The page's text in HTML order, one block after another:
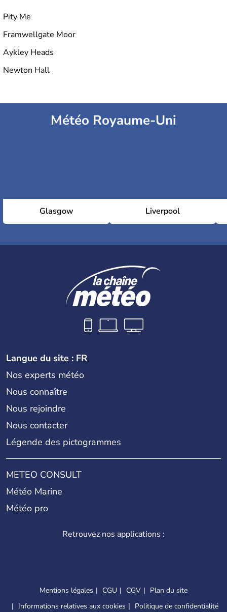
Pity Me
Framwellgate Moor
Aykley Heads
Newton Hall
Météo Royaume-Uni
Glasgow Liverpool
Langue du site : FR
Nos experts météo
Nous connaître
Nous rejoindre
Nous contacter
Légende des pictogrammes
METEO CONSULT
Météo Marine
Météo pro
Retrouvez nos applications :
Mentions légales CGU CGV
Plan du site
Informations relatives aux cookies
Politique de confidentialité